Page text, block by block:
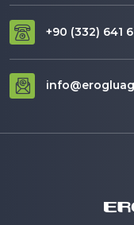
+90 (332) 641